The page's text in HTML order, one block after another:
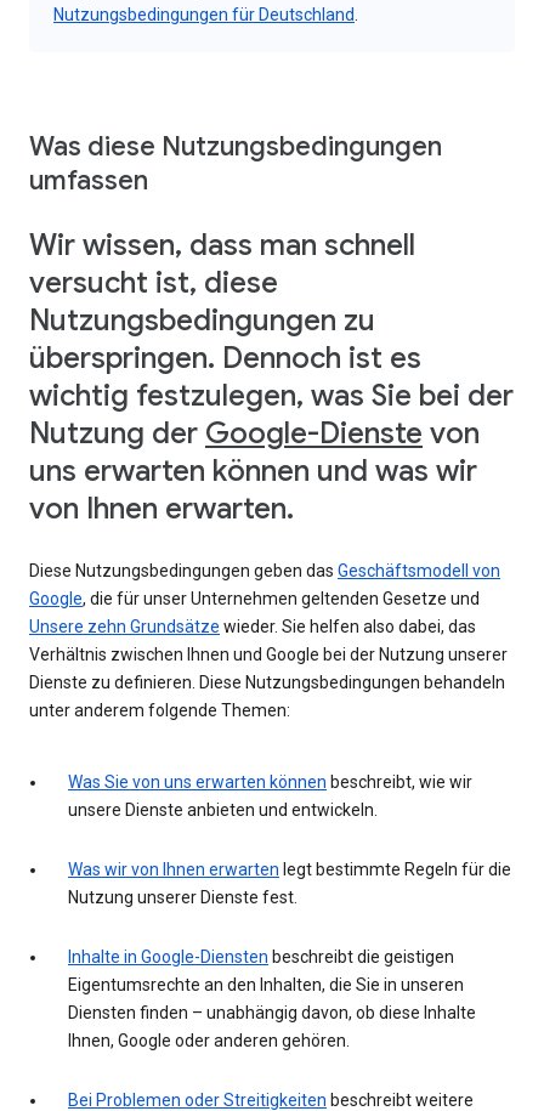
Nutzungsbedingungen für Deutschland
Was diese Nutzungsbedingungen
umfassen
Wir wissen, dass man schnell
versucht ist, diese
Nutzungsbedingungen zu
überspringen. Dennoch ist es
wichtig festzulegen, was Sie bei der
Nutzung der Google-Dienste von
uns erwarten können und was wir
von Ihnen erwarten.
Diese Nutzungsbedingungen geben das Geschäftsmodell von
Google, die für unser Unternehmen geltenden Gesetze und
Unsere zehn Grundsätze wieder. Sie helfen also dabei, das
Verhältnis zwischen Ihnen und Google bei der Nutzung unserer
Dienste zu definieren. Diese Nutzungsbedingungen behandeln
unter anderem folgende Themen:
Was Sie von uns erwarten können beschreibt, wie wir
unsere Dienste anbieten und entwickeln.
Was wir von Ihnen erwarten legt bestimmte Regeln für die
Nutzung unserer Dienste fest.
Inhalte in Google-Diensten beschreibt die geistigen
Eigentumsrechte an den Inhalten, die Sie in unseren
Diensten finden – unabhängig davon, ob diese Inhalte
Ihnen, Google oder anderen gehören.
Bei Problemen oder Streitigkeiten beschreibt weitere